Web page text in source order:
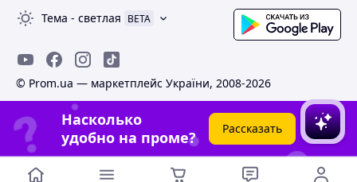
Тема - светлая BETA
© Prom.ua — маркетплейс України, 2008-2026
Насколько
удобно на проме?
Рассказать